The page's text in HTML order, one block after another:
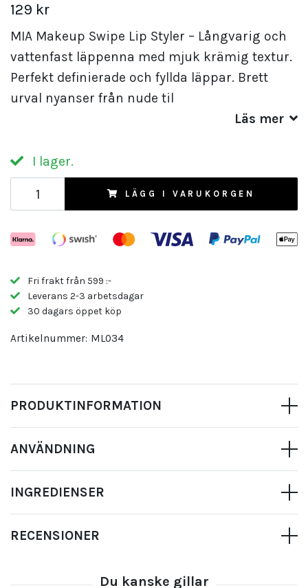
129 kr
MIA Makeup Swipe Lip Styler – Långvarig och
vattenfast läppenna med mjuk krämig textur.
Perfekt definierade och fyllda läppar. Brett
urval nyanser från nude til
Läs mer
I lager.
LÄGG I VARUKORGEN
Fri frakt från 599 :-
Leverans 2-3 arbetsdagar
30 dagars öppet köp
Artikelnummer: ML034
PRODUKTINFORMATION
ANVÄNDNING
INGREDIENSER
RECENSIONER